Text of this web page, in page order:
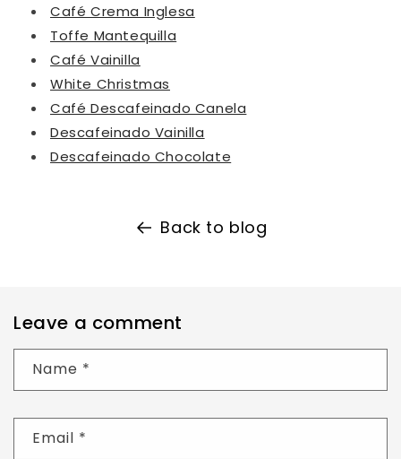
Café Crema Inglesa
Toffe Mantequilla
Café Vainilla
White Christmas
Café Descafeinado Canela
Descafeinado Vainilla
Descafeinado Chocolate
Back to blog
Leave a comment
Name *
Email *